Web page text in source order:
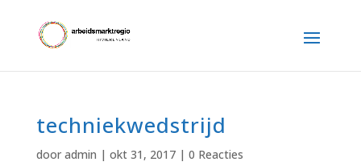
techniekwedstrijd
door admin | okt 31, 2017| 0 Reacties